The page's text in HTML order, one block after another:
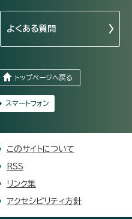
よくある質問
トップページへ戻る
スマートフォン
このサイトについて
RSS
リンク集
アクセシビリティ方針